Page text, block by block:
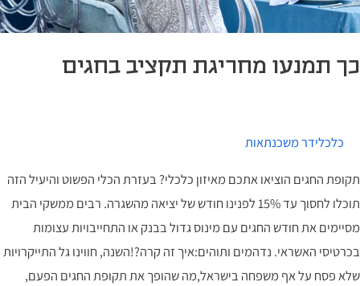
כך תמנעו מחריגת תקציב בחגים
כלכלידר משכנתאות
תקופת החגים הוציאו אתכם מאיזון כלכלי? בעזרת הכלי הפשוט והיעיל הזה
תוכלו לחסוך עד 15% לפנינו חודש של יציאה מהשגרה. רבים ממשקי הבית
מסיימים את חודש החגים עם מינוס גדול בבנק או התחייבויות עצומות
בכרטיסי האשראי. נדהמים ותוהים:איך זה קרה?!השנה, חווינו גל התייקרויות
שלא פסח על אף משפחה בישראל,מה שהופך את תקופת החגים הפעם,